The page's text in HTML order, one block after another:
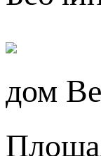
дом